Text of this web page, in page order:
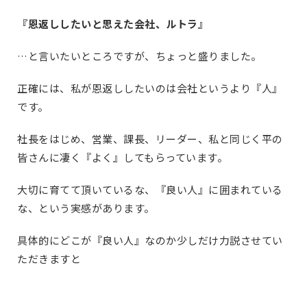
『恩返ししたいと思えた会社、ルトラ』
…と言いたいところですが、ちょっと盛りました。
正確には、私が恩返ししたいのは会社というより『人』
です。
社長をはじめ、営業、課長、リーダー、私と同じく平の
皆さんに凄く『よく』してもらっています。
大切に育てて頂いているな、『良い人』に囲まれている
な、という実感があります。
具体的にどこが『良い人』なのか少しだけ力説させてい
ただきますと